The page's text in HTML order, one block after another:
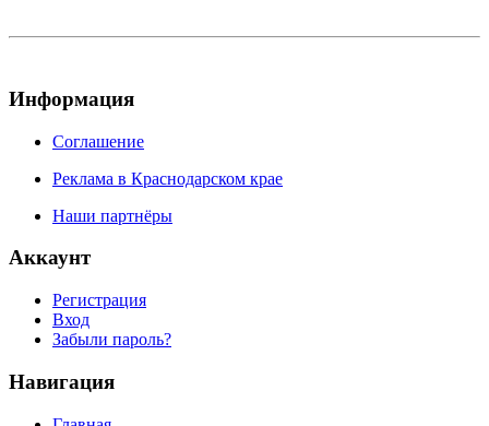
Информация
Соглашение
Реклама в Краснодарском крае
Наши партнёры
Аккаунт
Регистрация
Вход
Забыли пароль?
Навигация